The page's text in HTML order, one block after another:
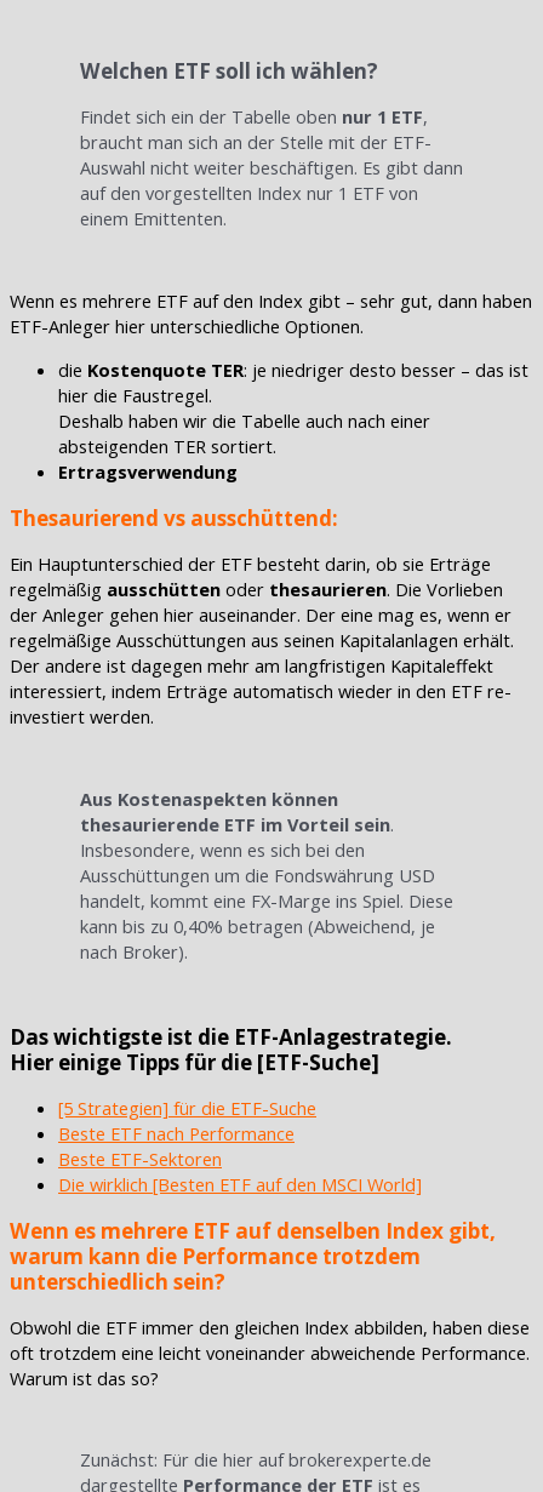
Welchen ETF soll ich wählen?
Findet sich ein der Tabelle oben nur 1 ETF,
braucht man sich an der Stelle mit der ETF-
Auswahl nicht weiter beschäftigen. Es gibt dann
auf den vorgestellten Index nur 1 ETF von
einem Emittenten.
Wenn es mehrere ETF auf den Index gibt – sehr gut, dann haben
ETF-Anleger hier unterschiedliche Optionen.
die Kostenquote TER: je niedriger desto besser – das ist
hier die Faustregel.
Deshalb haben wir die Tabelle auch nach einer
absteigenden TER sortiert.
Ertragsverwendung
Thesaurierend vs ausschüttend:
Ein Hauptunterschied der ETF besteht darin, ob sie Erträge
regelmäßig ausschütten oder thesaurieren. Die Vorlieben
der Anleger gehen hier auseinander. Der eine mag es, wenn er
regelmäßige Ausschüttungen aus seinen Kapitalanlagen erhält.
Der andere ist dagegen mehr am langfristigen Kapitaleffekt
interessiert, indem Erträge automatisch wieder in den ETF re-
investiert werden.
Aus Kostenaspekten können
thesaurierende ETF im Vorteil sein.
Insbesondere, wenn es sich bei den
Ausschüttungen um die Fondswährung USD
handelt, kommt eine FX-Marge ins Spiel. Diese
kann bis zu 0,40% betragen (Abweichend, je
nach Broker).
Das wichtigste ist die ETF-Anlagestrategie.
Hier einige Tipps für die [ETF-Suche]
[5 Strategien] für die ETF-Suche
Beste ETF nach Performance
Beste ETF-Sektoren
Die wirklich [Besten ETF auf den MSCI World]
Wenn es mehrere ETF auf denselben Index gibt,
warum kann die Performance trotzdem
unterschiedlich sein?
Obwohl die ETF immer den gleichen Index abbilden, haben diese
oft trotzdem eine leicht voneinander abweichende Performance.
Warum ist das so?
Zunächst: Für die hier auf brokerexperte.de
dargestellte Performance der ETF ist es